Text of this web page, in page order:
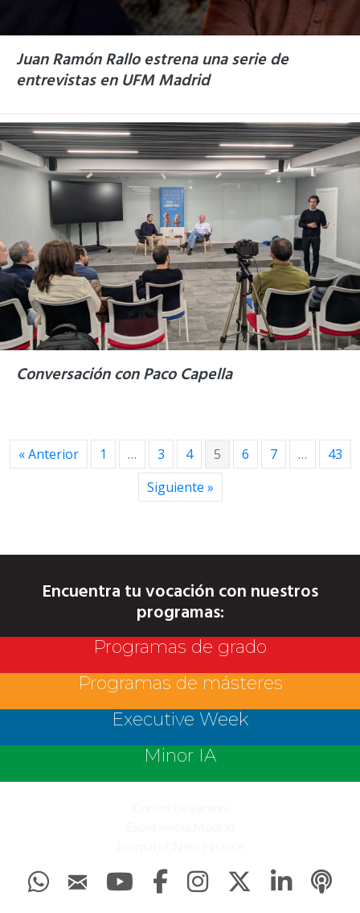
Juan Ramón Rallo estrena una serie de
entrevistas en UFM Madrid
Conversación con Paco Capella
« Anterior 1 … 3 4 5 6 7 …
43
Siguiente »
Encuentra tu vocación con nuestros
programas:
Programas de grado
Programas de másteres
Executive Week
Minor IA